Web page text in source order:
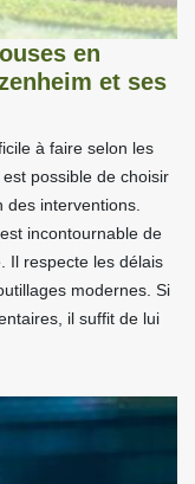
en
et ses
à faire selon les
possible de choisir
interventions.
incontournable de
Il respecte les délais
modernes. Si
il suffit de lui